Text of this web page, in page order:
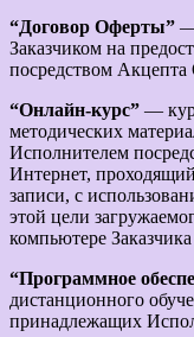
“Договор Оферты” —
Заказчиком на
посредством
“Онлайн-курс” —
методических
Исполнителем
Интернет,
записи, с
этой цели
компьютере
“Программное
дистанционного
принадлежащих